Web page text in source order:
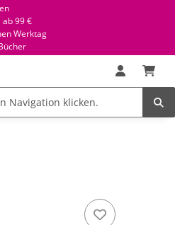
ab 99 €
Werktag